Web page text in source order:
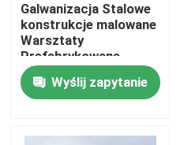
Kontrola jakości
Skontaktuj się z nami
Galwanizacja Stalowe
konstrukcje malowane
Warsztaty
Prefabrykowane
budynki warsztaty
staloweWyślij zapytanie